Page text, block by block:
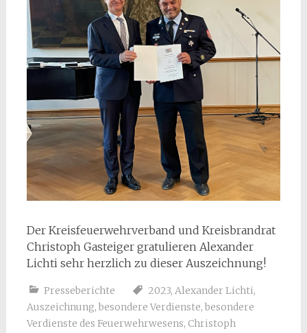
Der Kreisfeuerwehrverband und Kreisbrandrat
Christoph Gasteiger gratulieren Alexander
Lichti sehr herzlich zu dieser Auszeichnung!
Presseberichte 2023, Alexander Lichti,
Auszeichnung, besondere Verdienste, besondere
Verdienste des Feuerwehrwesens, Christoph